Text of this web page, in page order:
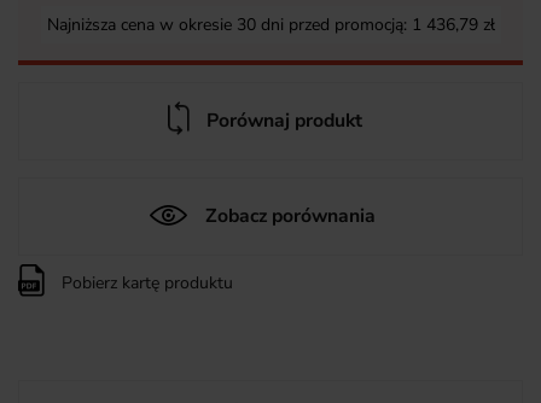
Najniższa cena w okresie 30 dni przed promocją: 1 436,79 zł
Porównaj produkt
Zobacz porównania
Pobierz kartę produktu